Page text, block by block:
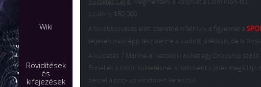
Wiki
Rövidítések
és
kifejezések
Jutalom: $50,000
A továbbolvasás előtt szeretném felhívni a figyelmet a
teljesen másképp lesz benne a kiadott játékban, de
A küldetés 7 Marine-al kezdődik akiket egy Dropship
Ennél és a többi küldetésnél is, időnként a játék
beszél a pop-up window-n keresztül.